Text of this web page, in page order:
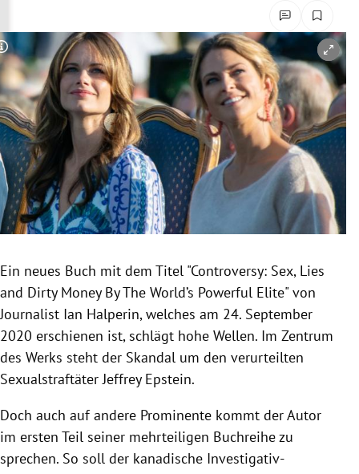
Untermenü
Untermenü
Untermenü
Untermenü
Untermenü
Untermenü
Copyright-Hinweis öffnen/schließen
Ein neues Buch mit dem Titel "Controversy: Sex, Lies
and Dirty Money By The World’s Powerful Elite" von
Journalist Ian Halperin, welches am 24. September
2020 erschienen ist, schlägt hohe Wellen. Im Zentrum
des Werks steht der Skandal um den verurteilten
Sexualstraftäter Jeffrey Epstein.
Doch auch auf andere Prominente kommt der Autor
im ersten Teil seiner mehrteiligen Buchreihe zu
sprechen. So soll der kanadische Investigativ-